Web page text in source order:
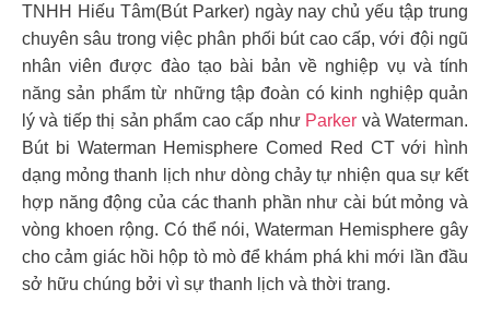
TNHH Hiếu Tâm(Bút Parker) ngày nay chủ yếu tập trung
chuyên sâu trong việc phân phối bút cao cấp, với đội ngũ
nhân viên được đào tạo bài bản về nghiệp vụ và tính
năng sản phẩm từ những tập đoàn có kinh nghiệp quản
lý và tiếp thị sản phẩm cao cấp như Parker và Waterman.
Bút bi Waterman Hemisphere Comed Red CT với hình
dạng mỏng thanh lịch như dòng chảy tự nhiện qua sự kết
hợp năng động của các thanh phần như cài bút mỏng và
vòng khoen rộng. Có thể nói, Waterman Hemisphere gây
cho cảm giác hồi hộp tò mò để khám phá khi mới lần đầu
sở hữu chúng bởi vì sự thanh lịch và thời trang.